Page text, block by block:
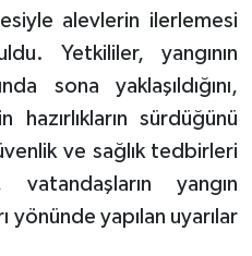
alevlerin ilerlemesi
Yetkililer, yangının
sona yaklaşıldığını,
hazırlıkların sürdüğünü
ve sağlık tedbirleri
yangın
yönünde yapılan uyarılar